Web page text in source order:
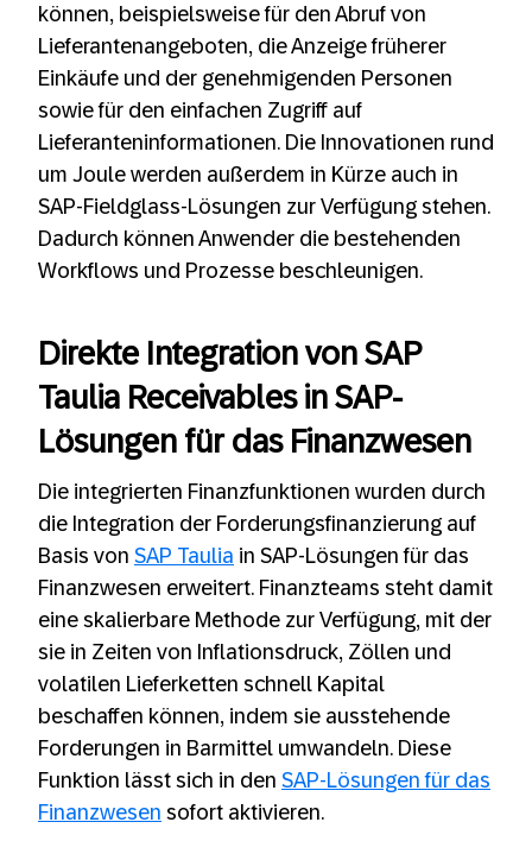
können, beispielsweise für den Abruf von
Lieferantenangeboten, die Anzeige früherer
Einkäufe und der genehmigenden Personen
sowie für den einfachen Zugriff auf
Lieferanteninformationen. Die Innovationen rund
um Joule werden außerdem in Kürze auch in
SAP-Fieldglass-Lösungen zur Verfügung stehen.
Dadurch können Anwender die bestehenden
Workflows und Prozesse beschleunigen.
Direkte Integration von SAP
Taulia Receivables in SAP-
Lösungen für das Finanzwesen
Die integrierten Finanzfunktionen wurden durch
die Integration der Forderungsfinanzierung auf
Basis von SAP Taulia in SAP-Lösungen für das
Finanzwesen erweitert. Finanzteams steht damit
eine skalierbare Methode zur Verfügung, mit der
sie in Zeiten von Inflationsdruck, Zöllen und
volatilen Lieferketten schnell Kapital
beschaffen können, indem sie ausstehende
Forderungen in Barmittel umwandeln. Diese
Funktion lässt sich in den SAP-Lösungen für das
Finanzwesen sofort aktivieren.